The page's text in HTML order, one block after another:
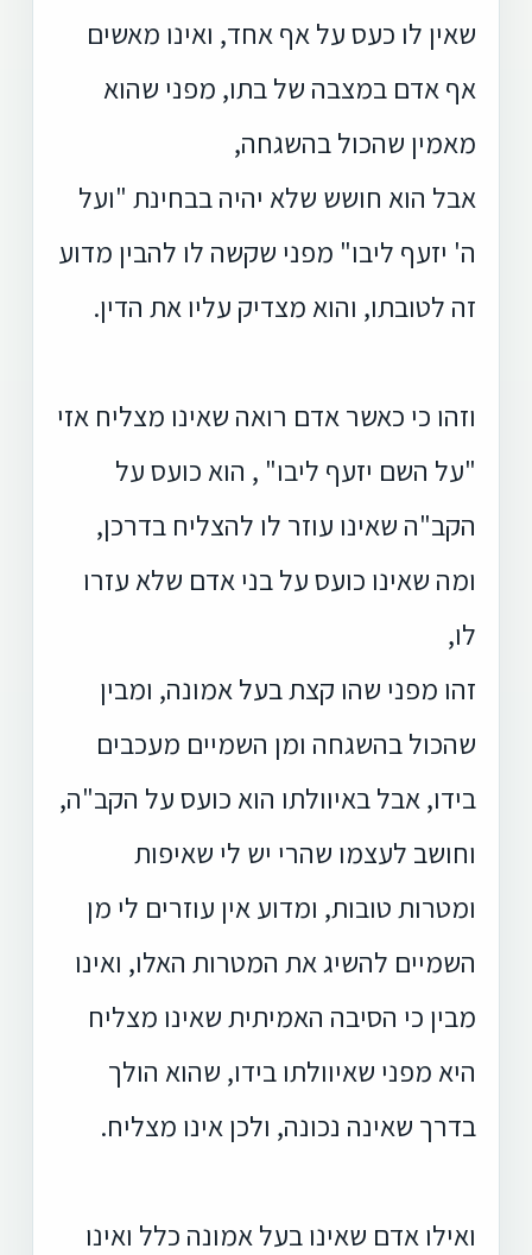
שאין לו כעס על אף אחד, ואינו מאשים
אף אדם במצבה של בתו, מפני שהוא
מאמין שהכול בהשגחה,
אבל הוא חושש שלא יהיה בבחינת "ועל
ה' יזעף ליבו" מפני שקשה לו להבין מדוע
זה לטובתו, והוא מצדיק עליו את הדין.
וזהו כי כאשר אדם רואה שאינו מצליח אזי
"על השם יזעף ליבו" , הוא כועס על
הקב"ה שאינו עוזר לו להצליח בדרכן,
ומה שאינו כועס על בני אדם שלא עזרו
לו,
זהו מפני שהו קצת בעל אמונה, ומבין
שהכול בהשגחה ומן השמיים מעכבים
בידו, אבל באיוולתו הוא כועס על הקב"ה,
וחושב לעצמו שהרי יש לי שאיפות
ומטרות טובות, ומדוע אין עוזרים לי מן
השמיים להשיג את המטרות האלו, ואינו
מבין כי הסיבה האמיתית שאינו מצליח
היא מפני שאיוולתו בידו, שהוא הולך
בדרך שאינה נכונה, ולכן אינו מצליח.
ואילו אדם שאינו בעל אמונה כלל ואינו